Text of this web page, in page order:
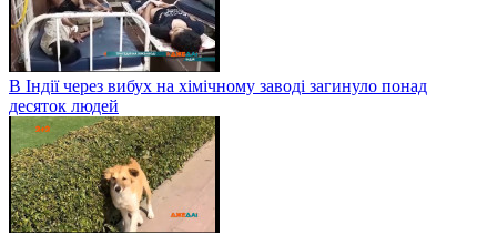
В Індії через вибух на хімічному заводі загинуло понад
десяток людей